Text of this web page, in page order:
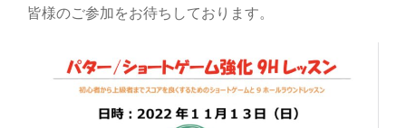
皆様のご参加をお待ちしております。